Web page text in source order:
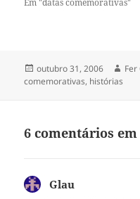
Em "datas comemorativas"
Publicado
em
outubro 31, 2006 Fer
comemorativas, histórias
6 comentários
Glau